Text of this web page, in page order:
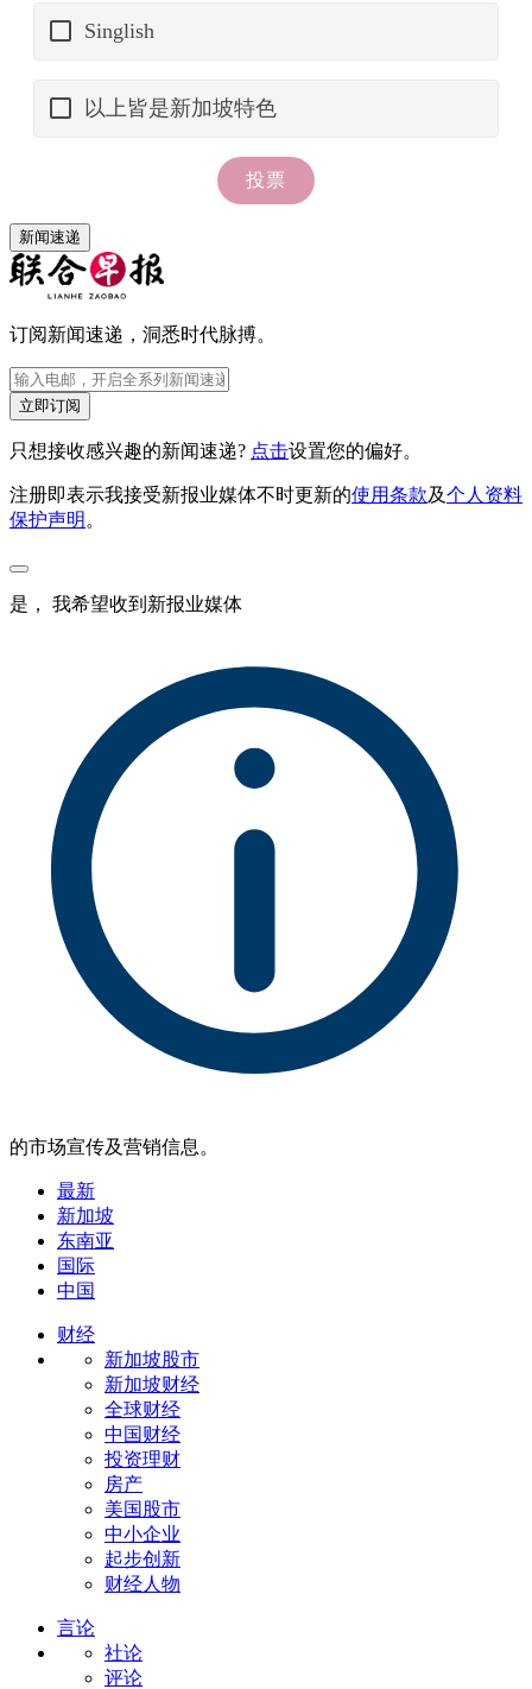
新闻速递
订阅新闻速递，洞悉时代脉搏。
立即订阅
只想接收感兴趣的新闻速递? 点击设置您的偏好。
注册即表示我接受新报业媒体不时更新的使用条款及个人资料
保护声明 。
是， 我希望收到新报业媒体
的市场宣传及营销信息。
最新
新加坡
东南亚
国际
中国
财经
新加坡股市
新加坡财经
全球财经
中国财经
投资理财
房产
美国股市
中小企业
起步创新
财经人物
言论
社论
评论